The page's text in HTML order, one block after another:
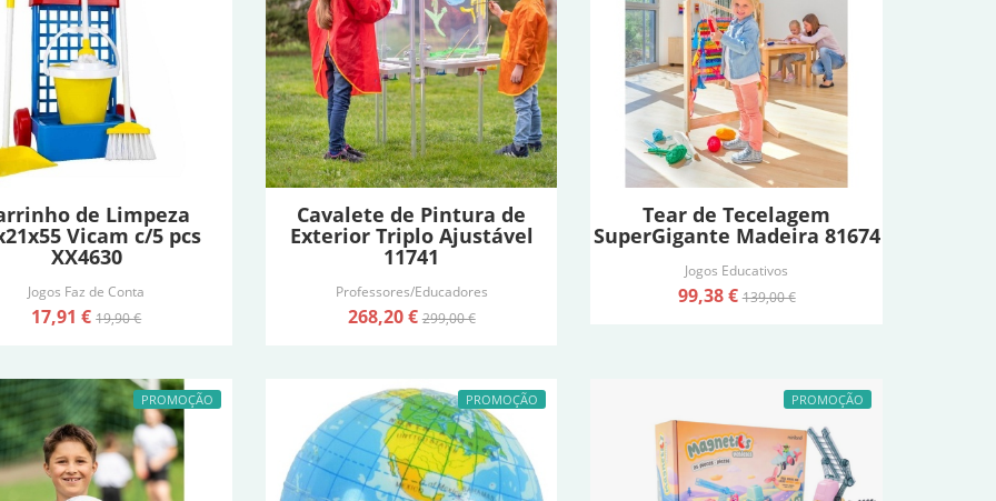
de Limpeza
Vicam c/5 pcs
XX4630
Jogos Faz de Conta
17,91 €19,90 €
Cavalete de Pintura de
Exterior Triplo Ajustável
11741
Professores/Educadores
268,20 €299,00 €
Tear de Tecelagem
SuperGigante Madeira 81674
Jogos Educativos
99,38 €139,00 €
PROMOÇÃO PROMOÇÃO PROMOÇÃO